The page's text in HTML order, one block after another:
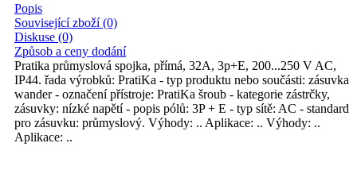
Popis
Související zboží (0)
Diskuse (0)
Způsob a ceny dodání
Pratika průmyslová spojka, přímá, 32A, 3p+E, 200...250 V AC,
IP44. řada výrobků: PratiKa - typ produktu nebo součásti: zásuvka
wander - označení přístroje: PratiKa šroub - kategorie zástrčky,
zásuvky: nízké napětí - popis pólů: 3P + E - typ sítě: AC - standard
pro zásuvku: průmyslový. Výhody: .. Aplikace: .. Výhody: ..
Aplikace: ..